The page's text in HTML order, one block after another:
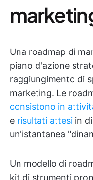
Una roadmap di
piano d'azione
raggiungimento di
marketing. Le
consistono in
e risultati attesi in
un'istantanea
Un modello di
kit di strumenti